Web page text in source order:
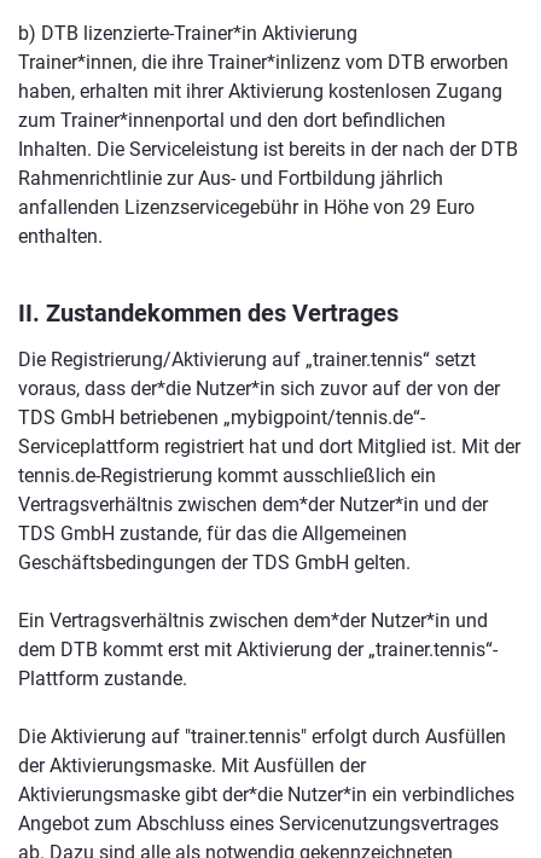
b) DTB lizenzierte-Trainer*in Aktivierung
Trainer*innen, die ihre Trainer*inlizenz vom DTB erworben
haben, erhalten mit ihrer Aktivierung kostenlosen Zugang
zum Trainer*innenportal und den dort befindlichen
Inhalten. Die Serviceleistung ist bereits in der nach der DTB
Rahmenrichtlinie zur Aus- und Fortbildung jährlich
anfallenden Lizenzservicegebühr in Höhe von 29 Euro
enthalten.
II. Zustandekommen des Vertrages
Die Registrierung/Aktivierung auf „trainer.tennis“ setzt
voraus, dass der*die Nutzer*in sich zuvor auf der von der
TDS GmbH betriebenen „mybigpoint/tennis.de“-
Serviceplattform registriert hat und dort Mitglied ist. Mit der
tennis.de-Registrierung kommt ausschließlich ein
Vertragsverhältnis zwischen dem*der Nutzer*in und der
TDS GmbH zustande, für das die Allgemeinen
Geschäftsbedingungen der TDS GmbH gelten.
Ein Vertragsverhältnis zwischen dem*der Nutzer*in und
dem DTB kommt erst mit Aktivierung der „trainer.tennis“-
Plattform zustande.
Die Aktivierung auf "trainer.tennis" erfolgt durch Ausfüllen
der Aktivierungsmaske. Mit Ausfüllen der
Aktivierungsmaske gibt der*die Nutzer*in ein verbindliches
Angebot zum Abschluss eines Servicenutzungsvertrages
ab. Dazu sind alle als notwendig gekennzeichneten